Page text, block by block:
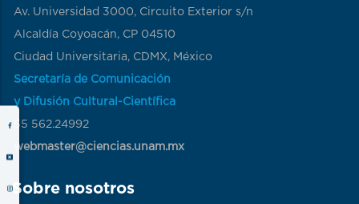
Av. Universidad 3000, Circuito Exterior s/n
Alcaldía Coyoacán, CP 04510
Ciudad Universitaria, CDMX, México
Secretaría de Comunicación
y Difusión Cultural-Científica
55 562.24992
webmaster@ciencias.unam.mx
Sobre nosotros